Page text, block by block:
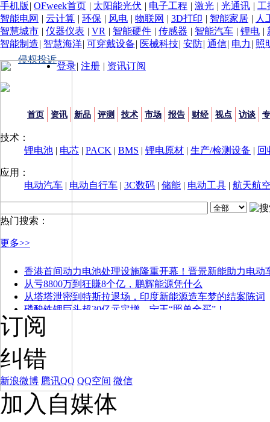
手机版 | OFweek首页 | 太阳能光伏 | 电子工程 | 激光 | 光通讯 | 工
智能电网 | 云计算 | 环保 | 风电 | 物联网 | 3D打印 | 智能家居 | 人
智慧城市 | 仪器仪表 | VR | 智能硬件 | 传感器 | 智能汽车 | 锂电 |
智能制造| 智慧海洋| 可穿戴设备| 医械科技| 安防| 通信| 电力 | 照
侵权投诉
登录| 注册 | 资讯订阅
首页 资讯 新品 评测 技术 市场 报告 财经 视点 访谈
技术：
锂电池 | 电芯 | PACK | BMS | 锂电原材 | 生产/检测设备 | 回
应用：
电动汽车 | 电动自行车 | 3C数码 | 储能 | 电动工具 | 航天航
热门搜索：
更多>>
香港首间动力电池处理设施隆重开幕！晋景新能助力电动
从亏8800万到狂賺8个亿，鹏辉能源凭什么
从塔塔泄密到特斯拉退场，印度新能源造车梦的结案陈词
磷酸铁锂巨头超30亿元定增，宁王“照单全买”！
订阅
纠错
新浪微博 腾讯QQ QQ空间 微信
加入自媒体